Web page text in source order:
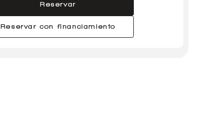
Reservar
Reservar con financiamiento